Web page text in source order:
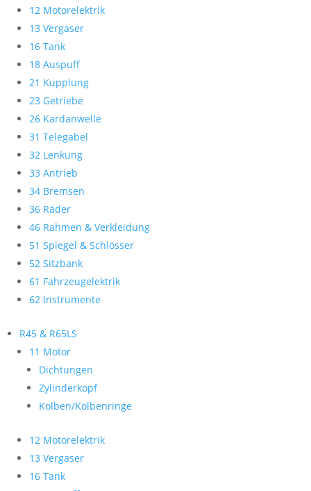
12 Motorelektrik
13 Vergaser
16 Tank
18 Auspuff
21 Kupplung
23 Getriebe
26 Kardanwelle
31 Telegabel
32 Lenkung
33 Antrieb
34 Bremsen
36 Räder
46 Rahmen & Verkleidung
51 Spiegel & Schlösser
52 Sitzbank
61 Fahrzeugelektrik
62 Instrumente
R45 & R65LS
11 Motor
Dichtungen
Zylinderkopf
Kolben/Kolbenringe
12 Motorelektrik
13 Vergaser
16 Tank